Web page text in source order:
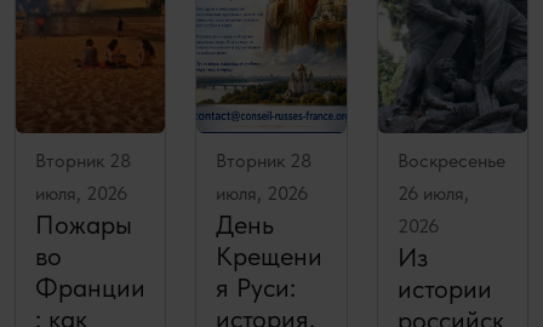
Вторник 28
июля, 2026
Пожары
во
Франции
: как
Вторник 28
июля, 2026
День
Крещени
я Руси:
история,
Воскресенье
26 июля,
2026
Из
истории
российск